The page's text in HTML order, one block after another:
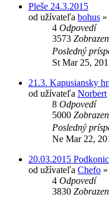
Pleše 24.3.2015
od užívateľa bohus »
4 Odpovedí
3573
Posledný
St Mar 25,
21.3. Kapusiansky
od užívateľa Norbert
8 Odpovedí
5000
Posledný
Ne Mar 22,
20.03.2015
od užívateľa Chefo »
4 Odpovedí
3830